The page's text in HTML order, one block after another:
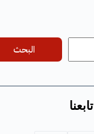
البحث
تابعنا